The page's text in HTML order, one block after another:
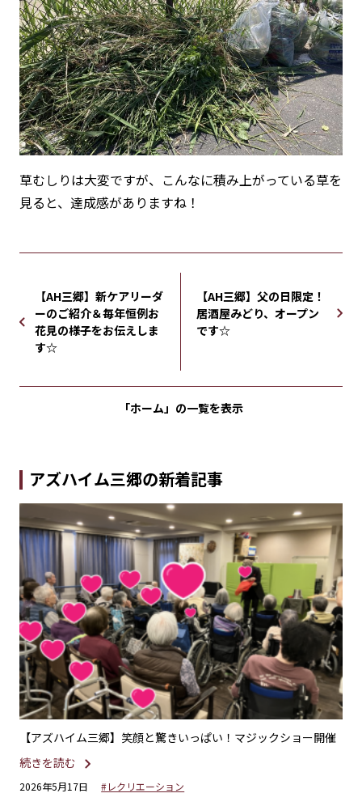
草むしりは大変ですが、こんなに積み上がっている草を
見ると、達成感がありますね！
【AH三郷】新ケアリーダ
ーのご紹介＆毎年恒例お
花見の様子をお伝えしま
す☆
【AH三郷】父の日限定！
居酒屋みどり、オープン
です☆
「ホーム」の一覧を表示
アズハイム三郷の新着記事
ョー開催 【アズハイム三郷】〜春のひととき〜桜と新しい風
続きを読む
2026年4月17日 #ホーム